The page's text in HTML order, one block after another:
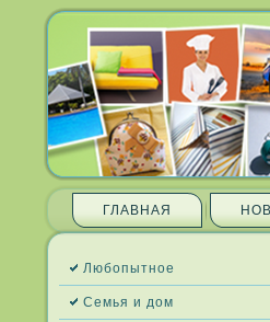
ГЛАВНАЯ
Любопытное
Семья и дом